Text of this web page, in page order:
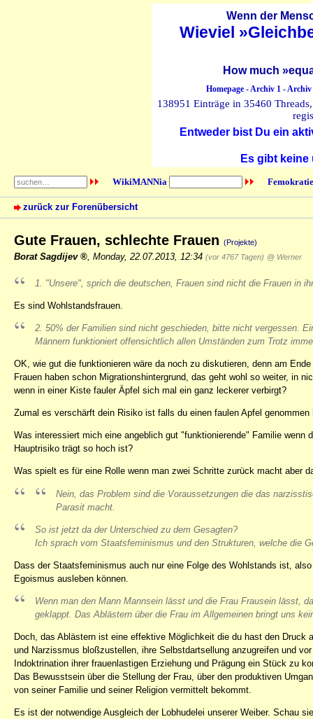
Wenn der
Wieviel
How much
Homepage-Archiv 1-Archiv
138951 Einträge in 35460
Entweder bist Du ein
Es gibt
WikiMANNia
zurück zur Forenübersicht
Gute Frauen, schlechte Frauen (Projekte)
Borat Sagdijev Monday, 22.07.2013, 12:34 (vor 4767 Tagen) @ Werner
1. "Unsere", sprich die deutschen, Frauen sind nicht die Frauen in
Es sind Wohlstandsfrauen.
2. 50% der Familien sind nicht geschieden, bitte nicht vergessen.
Männern funktioniert offensichtlich allen Umständen zum Trotz
OK, wie gut die funktionieren wäre da noch zu diskutieren, denn am
Frauen haben schon Migrationshintergrund, das geht wohl so weiter, in
wenn in einer Kiste fauler Äpfel sich mal ein ganz leckerer verbirgt?
Zumal es verschärft dein Risiko ist falls du einen faulen Apfel
Was interessiert mich eine angeblich gut "funktionierende" Familie
Hauptrisiko trägt so hoch ist?
Was spielt es für eine Rolle wenn man zwei Schritte zurück macht aber
Nein, das Problem sind die Voraussetzungen die das
Parasit macht.
So ist jetzt da der Unterschied zu dem Gesagten?
Ich sprach vom Staatsfeminismus und den Strukturen, welche die
Dass der Staatsfeminismus auch nur eine Folge des Wohlstands ist,
Egoismus ausleben können.
Wenn man den Mann Mannsein lässt und die Frau Frausein lässt,
geklappt. Das Ablästern über die Frau im Allgemeinen bringt uns
Doch, das Ablästern ist eine effektive Möglichkeit die du hast den Druck
und Narzissmus bloßzustellen, ihre Selbstdartsellung anzugreifen und
Indoktrination ihrer frauenlastigen Erziehung und Prägung ein Stück zu
Das Bewusstsein über die Stellung der Frau, über den produktiven
von seiner Familie und seiner Religion vermittelt bekommt.
Es ist der notwendige Ausgleich der Lobhudelei unserer Weiber. Schau